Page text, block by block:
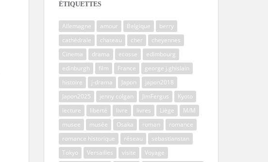
ÉTIQUETTES
Allemagne amour Belgique
berry
cathédrale
chateau cher
cheyennes
Cinema
drama ecosse
edimbourg
edinburgh
film France
george j.ghislain
histoire
j-drama Japon
japon2018
Japon2025
jenny colgan JimFergus
Kyoto
lecture
liberté livre livres Liège
M/M
musee
musée Osaka roman
romance
romance historique
réseau
sebastianstan
Tokyo
Versailles visite
Voyage